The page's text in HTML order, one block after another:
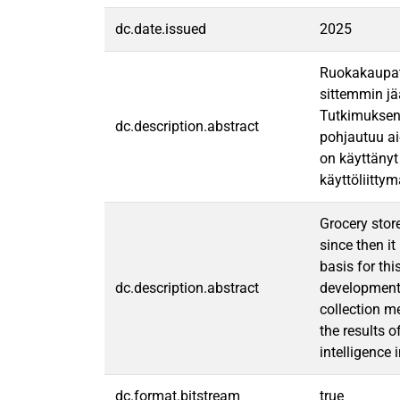
dc.date.issued 2025
dc.description.abstract
sittemmin
pohjautuu
on
dc.description.abstract
Grocery
since then it
basis for
collection
the results
intelligence
dc.format.bitstream true